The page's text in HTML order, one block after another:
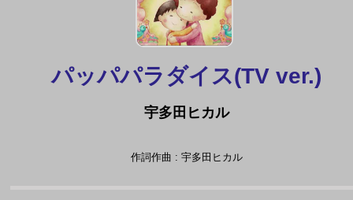
パッパパラダイス(TV ver.)
宇多田ヒカル
作詞作曲 : 宇多田ヒカル